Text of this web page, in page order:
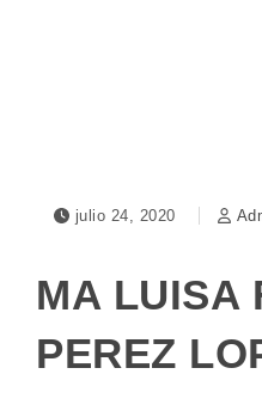
julio 24, 2020
MA LUISA
PEREZ